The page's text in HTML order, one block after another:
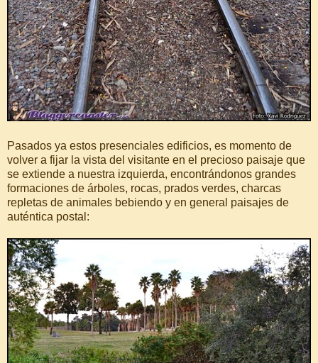
Pasados ya estos presenciales edificios, es momento de
volver a fijar la vista del visitante en el precioso paisaje que
se extiende a nuestra izquierda, encontrándonos grandes
formaciones de árboles, rocas, prados verdes, charcas
repletas de animales bebiendo y en general paisajes de
auténtica postal: